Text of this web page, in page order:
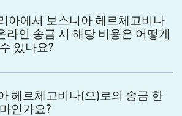
아에서 보스니아 헤르체고비나
라인 송금 시 해당 비용은 어떻게
있나요?
헤르체고비나(으)로의 송금 한
인가요?